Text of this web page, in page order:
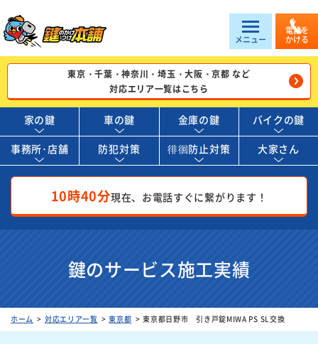
メニュー
電話を
かける
東京・千葉・神奈川・埼玉・大阪・京都 など
対応エリア一覧はこちら
家の鍵 車の鍵 金庫の鍵 バイクの鍵
事務所･店舗 防犯対策 徘徊防止対策 大家さん
10時40分現在、お電話すぐに繋がります！
鍵のサービス施工実績
ホーム 対応エリア一覧 東京都 東京都日野市 引き戸錠MIWA PS SL交換